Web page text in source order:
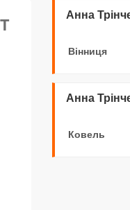
Анна
Вінниця
Анна
Ковель